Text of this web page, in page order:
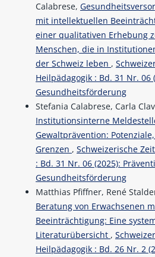
Calabrese,
mit intellektuellen
einer qualitativen Erhebung
Menschen, die in
der Schweiz leben ,
Heilpädagogik : Bd. 31 Nr. 06
Gesundheitsförderung
Stefania Calabrese, Carla
Institutionsinterne
Gewaltprävention:
Grenzen , Schweizerische
: Bd. 31 Nr. 06 (2025):
Gesundheitsförderung
Matthias Pfiffner, René
Beratung von Erwachsenen
Beeinträchtigung: Eine
Literaturübersicht ,
Heilpädagogik : Bd. 26 Nr. 2